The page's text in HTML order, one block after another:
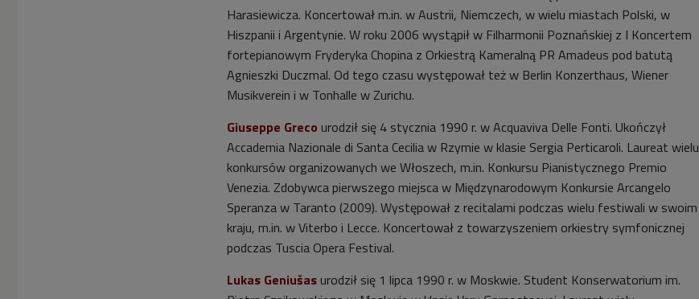
Harasiewicza. Koncertował m.in. w Austrii, Niemczech, w wielu miastach Polski, w
Hiszpanii i Argentynie. W roku 2006 wystąpił w Filharmonii Poznańskiej z I Koncertem
fortepianowym Fryderyka Chopina z Orkiestrą Kameralną PR Amadeus pod batutą
Agnieszki Duczmal. Od tego czasu występował też w Berlin Konzerthaus, Wiener
Musikverein i w Tonhalle w Zurichu.
Giuseppe Greco urodził się 4 stycznia 1990 r. w Acquaviva Delle Fonti. Ukończył
Accademia Nazionale di Santa Cecilia w Rzymie w klasie Sergia Perticaroli. Laureat wielu
konkursów organizowanych we Włoszech, m.in. Konkursu Pianistycznego Premio
Venezia. Zdobywca pierwszego miejsca w Międzynarodowym Konkursie Arcangelo
Speranza w Taranto (2009). Występował z recitalami podczas wielu festiwali w swoim
kraju, m.in. w Viterbo i Lecce. Koncertował z towarzyszeniem orkiestry symfonicznej
podczas Tuscia Opera Festival.
Lukas Geniušas urodził się 1 lipca 1990 r. w Moskwie. Student Konserwatorium im.